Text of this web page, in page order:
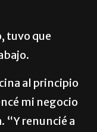
tuvo que
al principio
mi negocio
“Y renuncié a